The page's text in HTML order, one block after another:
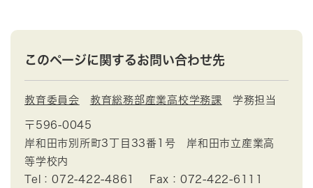
このページに関するお問い合わせ先
教育委員会 教育総務部産業高校学務課 学務担当
〒596-0045
岸和田市別所町3丁目33番1号 岸和田市立産業高
等学校内
Tel：072-422-4861
Fax：072-422-6111